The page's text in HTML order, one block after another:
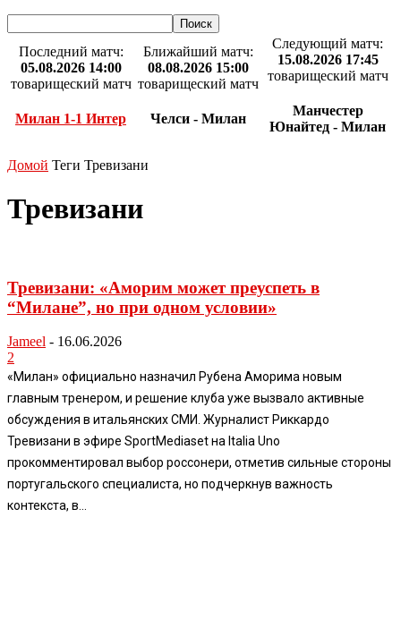
Последний матч:
05.08.2026 14:00
товарищеский матч
Милан 1-1 Интер
Ближайший матч:
08.08.2026 15:00
товарищеский матч
Челси - Милан
Следующий матч:
15.08.2026 17:45
товарищеский матч
Манчестер
Юнайтед - Милан
Домой Теги Тревизани
Тревизани
Тревизани: «Аморим может преуспеть в
“Милане”, но при одном условии»
Jameel - 16.06.2026
2
«Милан» официально назначил Рубена Аморима новым
главным тренером, и решение клуба уже вызвало активные
обсуждения в итальянских СМИ. Журналист Риккардо
Тревизани в эфире SportMediaset на Italia Uno
прокомментировал выбор россонери, отметив сильные стороны
португальского специалиста, но подчеркнув важность
контекста, в...